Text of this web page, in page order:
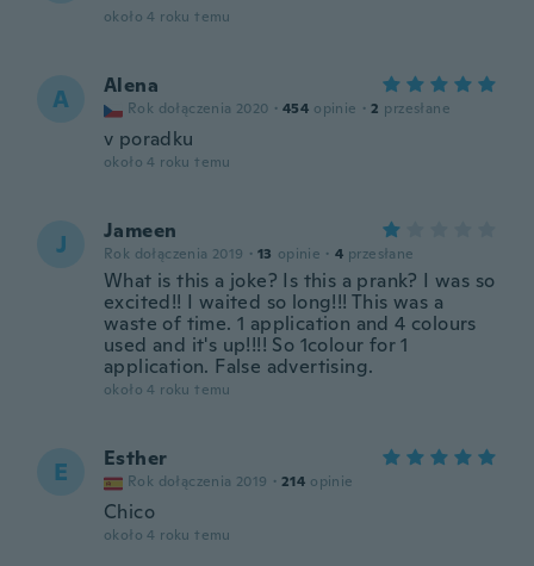
około 4 roku temu
A Alena
Rok dołączenia 2020 · 454 opinie · 2 przesłane
v poradku
około 4 roku temu
J Jameen
Rok dołączenia 2019 · 13 opinie · 4 przesłane
What is this a joke? Is this a prank? I was so
excited!! I waited so long!!! This was a
waste of time. 1 application and 4 colours
used and it's up!!!! So 1colour for 1
application. False advertising.
około 4 roku temu
E Esther
Rok dołączenia 2019 · 214 opinie
Chico
około 4 roku temu